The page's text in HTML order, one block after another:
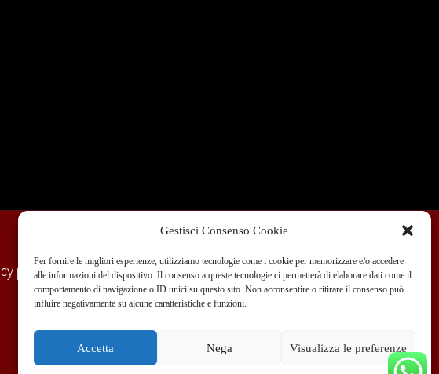
Gestisci Consenso Cookie
Per fornire le migliori esperienze, utilizziamo tecnologie come i cookie per memorizzare e/o accedere
alle informazioni del dispositivo. Il consenso a queste tecnologie ci permetterà di elaborare dati come il
comportamento di navigazione o ID unici su questo sito. Non acconsentire o ritirare il consenso può
influire negativamente su alcune caratteristiche e funzioni.
Accetta Nega Visualizza le preferenze
policy Condizioni di Vendita Dove siamo Blog
+39 351 970 89 33
info@teammotor.it
Officina: Cadelbosco Di Sopra Via G. Verga 6A